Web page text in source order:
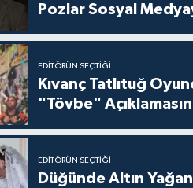
Pozlar Sosyal
EDITÖRÜN SEÇTIĞI
Kıvanç Tatlıtuğ
"Tövbe"
EDITÖRÜN SEÇTIĞI
Düğünde Altın